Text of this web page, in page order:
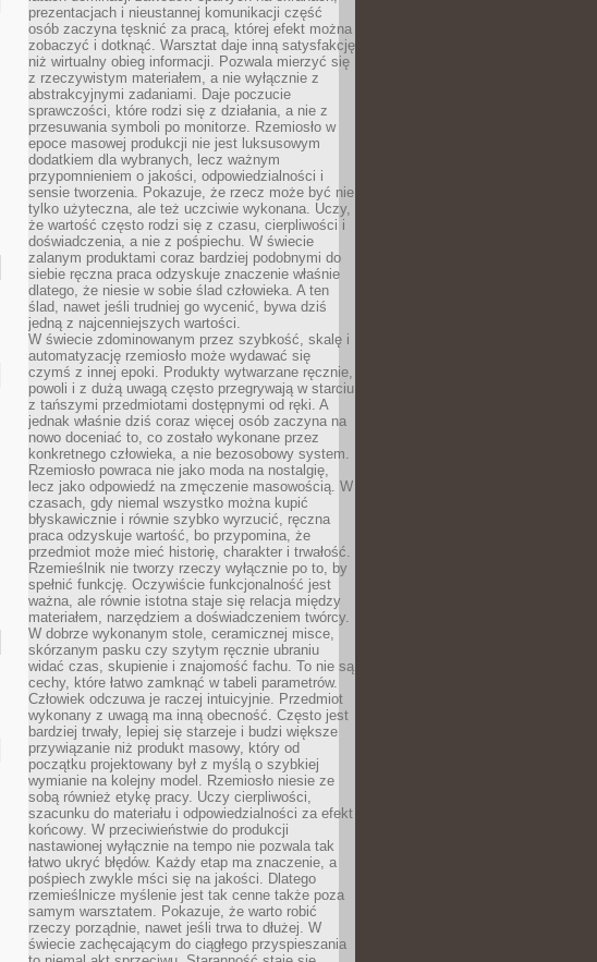
prezentacjach i nieustannej komunikacji część
osób zaczyna tęsknić za pracą, której efekt można
zobaczyć i dotknąć. Warsztat daje inną satysfakcję
niż wirtualny obieg informacji. Pozwala mierzyć się
z rzeczywistym materiałem, a nie wyłącznie z
abstrakcyjnymi zadaniami. Daje poczucie
sprawczości, które rodzi się z działania, a nie z
przesuwania symboli po monitorze. Rzemiosło w
epoce masowej produkcji nie jest luksusowym
dodatkiem dla wybranych, lecz ważnym
przypomnieniem o jakości, odpowiedzialności i
sensie tworzenia. Pokazuje, że rzecz może być nie
tylko użyteczna, ale też uczciwie wykonana. Uczy,
że wartość często rodzi się z czasu, cierpliwości i
doświadczenia, a nie z pośpiechu. W świecie
zalanym produktami coraz bardziej podobnymi do
siebie ręczna praca odzyskuje znaczenie właśnie
dlatego, że niesie w sobie ślad człowieka. A ten
ślad, nawet jeśli trudniej go wycenić, bywa dziś
jedną z najcenniejszych wartości.
W świecie zdominowanym przez szybkość, skalę i
automatyzację rzemiosło może wydawać się
czymś z innej epoki. Produkty wytwarzane ręcznie,
powoli i z dużą uwagą często przegrywają w starciu
z tańszymi przedmiotami dostępnymi od ręki. A
jednak właśnie dziś coraz więcej osób zaczyna na
nowo doceniać to, co zostało wykonane przez
konkretnego człowieka, a nie bezosobowy system.
Rzemiosło powraca nie jako moda na nostalgię,
lecz jako odpowiedź na zmęczenie masowością. W
czasach, gdy niemal wszystko można kupić
błyskawicznie i równie szybko wyrzucić, ręczna
praca odzyskuje wartość, bo przypomina, że
przedmiot może mieć historię, charakter i trwałość.
Rzemieślnik nie tworzy rzeczy wyłącznie po to, by
spełnić funkcję. Oczywiście funkcjonalność jest
ważna, ale równie istotna staje się relacja między
materiałem, narzędziem a doświadczeniem twórcy.
W dobrze wykonanym stole, ceramicznej misce,
skórzanym pasku czy szytym ręcznie ubraniu
widać czas, skupienie i znajomość fachu. To nie są
cechy, które łatwo zamknąć w tabeli parametrów.
Człowiek odczuwa je raczej intuicyjnie. Przedmiot
wykonany z uwagą ma inną obecność. Często jest
bardziej trwały, lepiej się starzeje i budzi większe
przywiązanie niż produkt masowy, który od
początku projektowany był z myślą o szybkiej
wymianie na kolejny model. Rzemiosło niesie ze
sobą również etykę pracy. Uczy cierpliwości,
szacunku do materiału i odpowiedzialności za efekt
końcowy. W przeciwieństwie do produkcji
nastawionej wyłącznie na tempo nie pozwala tak
łatwo ukryć błędów. Każdy etap ma znaczenie, a
pośpiech zwykle mści się na jakości. Dlatego
rzemieślnicze myślenie jest tak cenne także poza
samym warsztatem. Pokazuje, że warto robić
rzeczy porządnie, nawet jeśli trwa to dłużej. W
świecie zachęcającym do ciągłego przyspieszania